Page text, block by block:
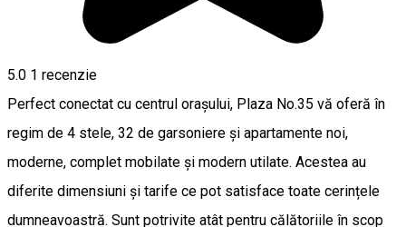
5.0 1 recenzie
Perfect conectat cu centrul orașului, Plaza No.35 vă oferă în
regim de 4 stele, 32 de garsoniere și apartamente noi,
moderne, complet mobilate și modern utilate. Acestea au
diferite dimensiuni și tarife ce pot satisface toate cerințele
dumneavoastră. Sunt potrivite atât pentru călătoriile în scop